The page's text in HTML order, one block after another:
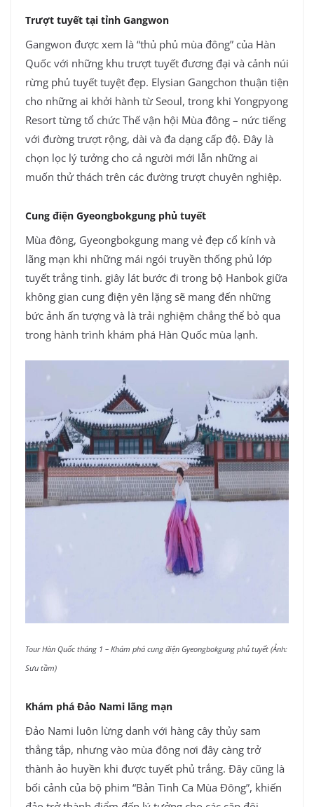
Trượt tuyết tại tỉnh Gangwon
Gangwon được xem là “thủ phủ mùa đông” của Hàn
Quốc với những khu trượt tuyết đương đại và cảnh núi
rừng phủ tuyết tuyệt đẹp. Elysian Gangchon thuận tiện
cho những ai khởi hành từ Seoul, trong khi Yongpyong
Resort từng tổ chức Thế vận hội Mùa đông – nức tiếng
với đường trượt rộng, dài và đa dạng cấp độ. Đây là
chọn lọc lý tưởng cho cả người mới lẫn những ai
muốn thử thách trên các đường trượt chuyên nghiệp.
Cung điện Gyeongbokgung phủ tuyết
Mùa đông, Gyeongbokgung mang vẻ đẹp cổ kính và
lãng mạn khi những mái ngói truyền thống phủ lớp
tuyết trắng tinh. giây lát bước đi trong bộ Hanbok giữa
không gian cung điện yên lặng sẽ mang đến những
bức ảnh ấn tượng và là trải nghiệm chẳng thể bỏ qua
trong hành trình khám phá Hàn Quốc mùa lạnh.
Tour Hàn Quốc tháng 1 – Khám phá cung điện Gyeongbokgung phủ tuyết (Ảnh:
Sưu tầm)
Khám phá Đảo Nami lãng mạn
Đảo Nami luôn lừng danh với hàng cây thủy sam
thẳng tắp, nhưng vào mùa đông nơi đây càng trở
thành ảo huyền khi được tuyết phủ trắng. Đây cũng là
bối cảnh của bộ phim “Bản Tình Ca Mùa Đông”, khiến